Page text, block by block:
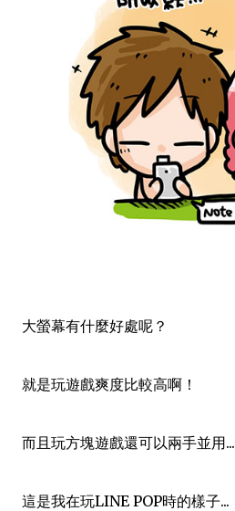
大螢幕有什麼好處呢？
就是玩遊戲爽度比較高啊！
而且玩方塊遊戲還可以兩手並用...
這是我在玩LINE POP時的樣子...